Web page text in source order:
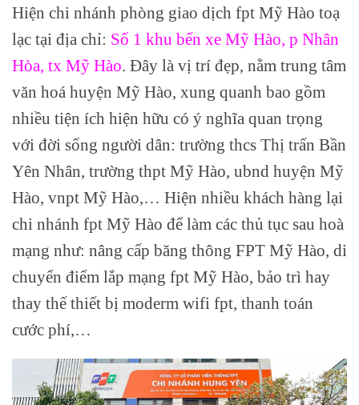
Hiện chi nhánh phòng giao dịch fpt Mỹ Hào toạ
lạc tại địa chỉ: Số 1 khu bến xe Mỹ Hào, p Nhân
Hòa, tx Mỹ Hào . Đây là vị trí đẹp, nằm trung tâm
văn hoá huyện Mỹ Hào, xung quanh bao gồm
nhiều tiện ích hiện hữu có ý nghĩa quan trọng
với đời sống người dân: trường thcs Thị trấn Bần
Yên Nhân, trường thpt Mỹ Hào, ubnd huyện Mỹ
Hào, vnpt Mỹ Hào,… Hiện nhiều khách hàng lại
chi nhánh fpt Mỹ Hào để làm các thủ tục sau hoà
mạng như: nâng cấp băng thông FPT Mỹ Hào, di
chuyển điểm lắp mạng fpt Mỹ Hào, bảo trì hay
thay thế thiết bị moderm wifi fpt, thanh toán
cước phí,…